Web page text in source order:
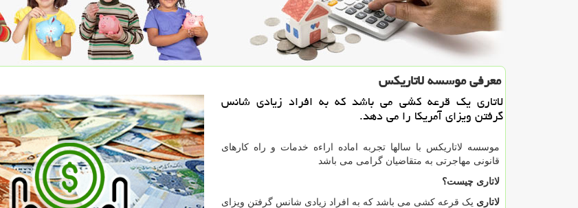
معرفی موسسه لاتاریكس
لاتاری یك قرعه كشی می باشد كه به افراد زیادی شانس
گرفتن ویزای آمریكا را می دهد.
موسسه لاتاریکس با سالها تجربه اماده اراءه خدمات و راه کارهای
قانونی مهاجرتی به متقاضیان گرامی می باشد
لاتاری چیست؟
لاتاری یک قرعه کشی می باشد که به افراد زیادی شانس گرفتن ویزای